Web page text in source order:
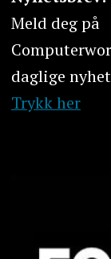
Meld deg på
daglige
Trykk her